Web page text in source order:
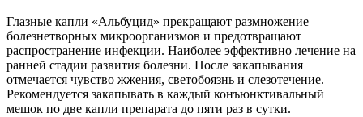
Глазные капли «Альбуцид» прекращают размножение
болезнетворных микроорганизмов и предотвращают
распространение инфекции. Наиболее эффективно лечение на
ранней стадии развития болезни. После закапывания
отмечается чувство жжения, светобоязнь и слезотечение.
Рекомендуется закапывать в каждый конъюнктивальный
мешок по две капли препарата до пяти раз в сутки.